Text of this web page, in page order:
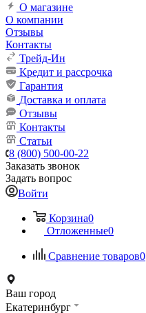
О магазине
О компании
Отзывы
Контакты
Трейд-Ин
Кредит и рассрочка
Гарантия
Доставка и оплата
Отзывы
Контакты
Статьи
8 (800) 500-00-22
Заказать звонок
Задать вопрос
Войти
Корзина0
Отложенные0
Сравнение товаров0
Ваш город
Екатеринбург